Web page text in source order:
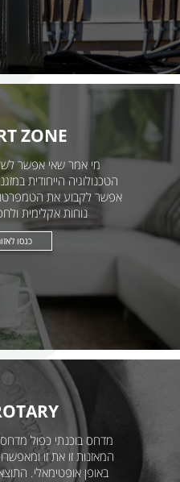
ZONE
מי אמר שאי אפשר
אפשר לקבוע את
נוחות אקלימית
כנסו
מדחס בוכנתי כפול מדחס
המאזנות זו את זו
באופן אופטימאלי.